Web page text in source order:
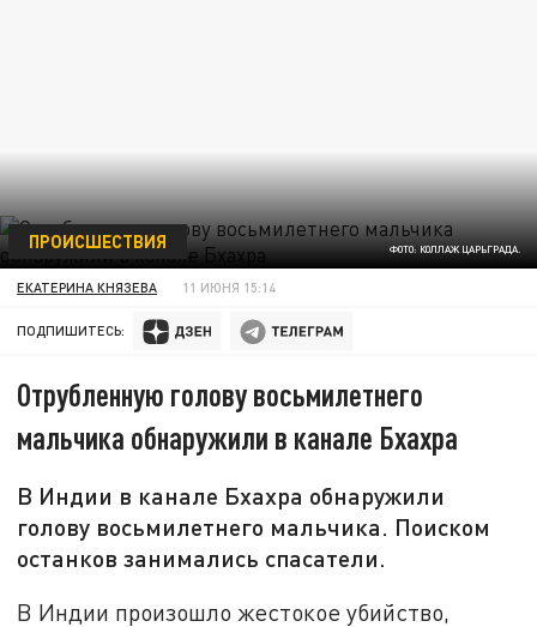
ФОТО: КОЛЛАЖ ЦАРЬГРАДА.
ПРОИСШЕСТВИЯ
ЕКАТЕРИНА КНЯЗЕВА 11 ИЮНЯ 15:14
ПОДПИШИТЕСЬ:
Отрубленную голову восьмилетнего
мальчика обнаружили в канале Бхахра
В Индии в канале Бхахра обнаружили
голову восьмилетнего мальчика. Поиском
останков занимались спасатели.
В Индии произошло жестокое убийство,